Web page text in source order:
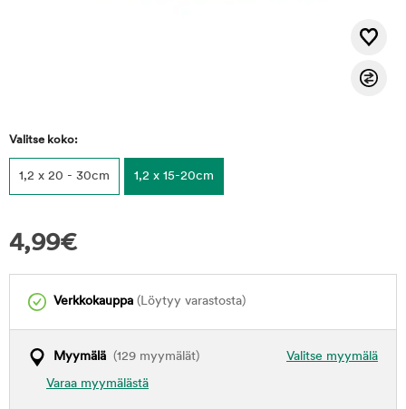
Valitse koko:
1,2 x 20 - 30cm 1,2 x 15-20cm
4,99€
Verkkokauppa (Löytyy varastosta)
Valitse myymälä
Myymälä (129 myymälät)
Varaa myymälästä